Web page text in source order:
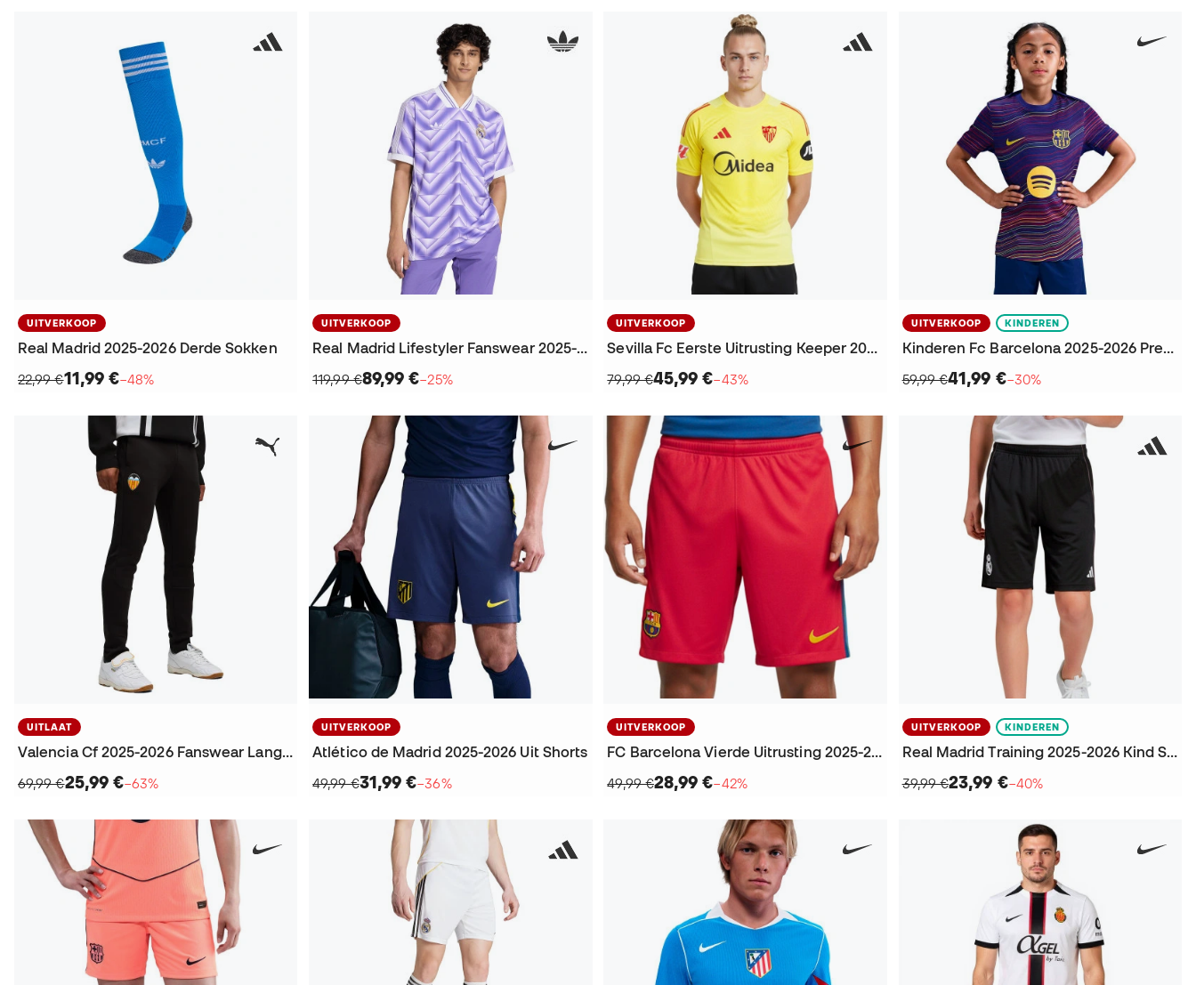
UITVERKOOP
Real Madrid 2025-2026 Derde Sokken
22,99 €11,99 €−48%
UITVERKOOP
Real Madrid Lifestyler Fanswear 2025-2026 T-Shirt
119,99 €89,99 €−25%
UITVERKOOP
Sevilla Fc Eerste Uitrusting Keeper 2025-2026 T-Shirt
79,99 €45,99 €−43%
UITVERKOOP KINDEREN
Kinderen Fc Barcelona 2025-2026 Pre-Match Shirt
59,99 €41,99 €−30%
UITLAAT
Valencia Cf 2025-2026 Fanswear Lange broek
69,99 €25,99 €−63%
UITVERKOOP
Atlético de Madrid 2025-2026 Uit Shorts
49,99 €31,99 €−36%
UITVERKOOP
FC Barcelona Vierde Uitrusting 2025-2026 Shorts
49,99 €28,99 €−42%
UITVERKOOP KINDEREN
Real Madrid Training 2025-2026 Kind Shorts
39,99 €23,99 €−40%